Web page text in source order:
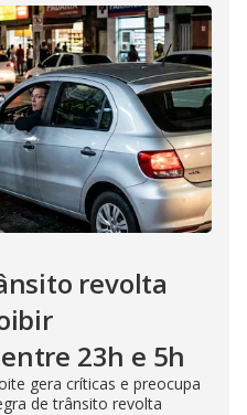
revolta
23h e 5h
gera críticas e preocupa
de trânsito revolta